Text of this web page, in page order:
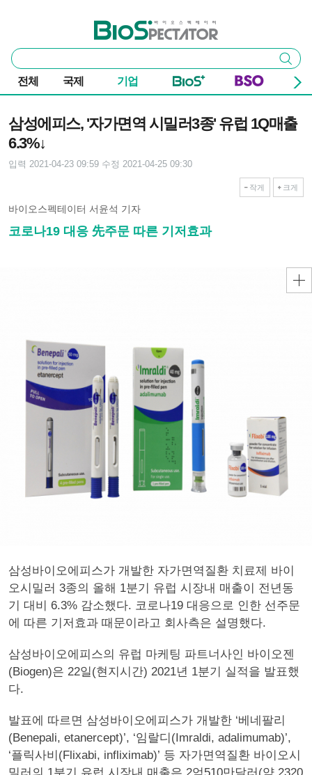
바이오스펙테이터
통
합
검
색
검색
전체 국제 기업
삼성에피스, '자가면역 시밀러3종' 유럽 1Q매출
6.3%↓
입력 2021-04-23 09:59 수정 2021-04-25 09:30
작게 크게
바이오스펙테이터 서윤석 기자
코로나19 대응 先주문 따른 기저효과
삼성바이오에피스가 개발한 자가면역질환 치료제 바이
오시밀러 3종의 올해 1분기 유럽 시장내 매출이 전년동
기 대비 6.3% 감소했다. 코로나19 대응으로 인한 선주문
에 따른 기저효과 때문이라고 회사측은 설명했다.
삼성바이오에피스의 유럽 마케팅 파트너사인 바이오젠
(Biogen)은 22일(현지시간) 2021년 1분기 실적을 발표했
다.
발표에 따르면 삼성바이오에피스가 개발한 ‘베네팔리
(Benepali, etanercept)’, ‘임랄디(Imraldi, adalimumab)’,
‘플릭사비(Flixabi, infliximab)’ 등 자가면역질환 바이오시